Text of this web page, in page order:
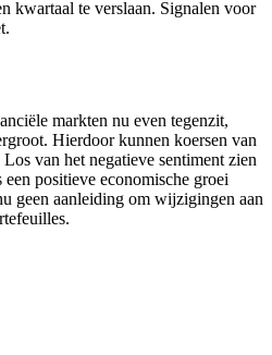
kwartaal te verslaan. Signalen voor
markten nu even tegenzit,
Hierdoor kunnen koersen van
van het negatieve sentiment zien
positieve economische groei
geen aanleiding om wijzigingen aan